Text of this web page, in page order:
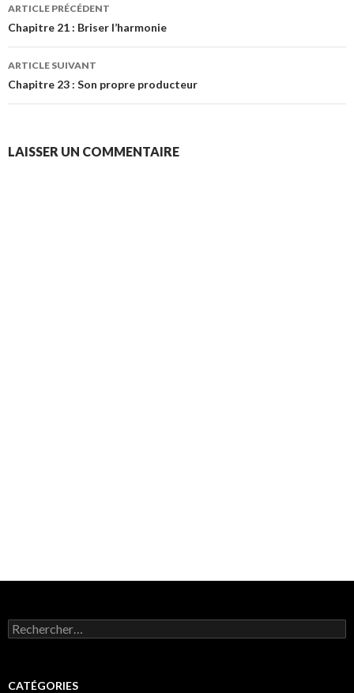
des
articles
ARTICLE PRÉCÉDENT
Chapitre 21 : Briser l’harmonie
ARTICLE SUIVANT
Chapitre 23 : Son propre producteur
LAISSER UN COMMENTAIRE
Rechercher :
CATÉGORIES